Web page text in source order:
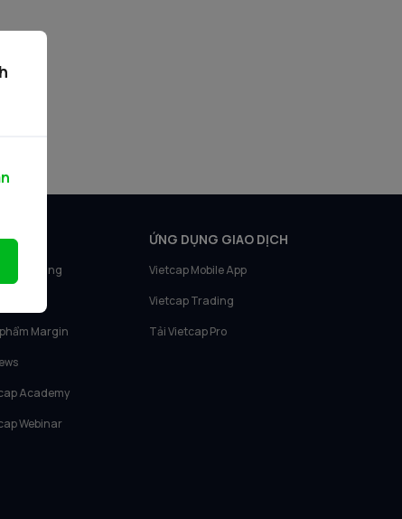
Trading
Margin
Academy
Webinar
ỨNG DỤNG GIAO DỊCH
Vietcap Mobile App
Vietcap Trading
Tải Vietcap Pro